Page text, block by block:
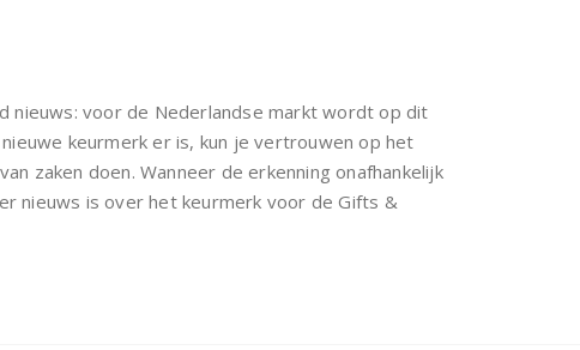
nieuws: voor de Nederlandse markt wordt op dit
keurmerk er is, kun je vertrouwen op het
zaken doen. Wanneer de erkenning onafhankelijk
nieuws is over het keurmerk voor de Gifts &